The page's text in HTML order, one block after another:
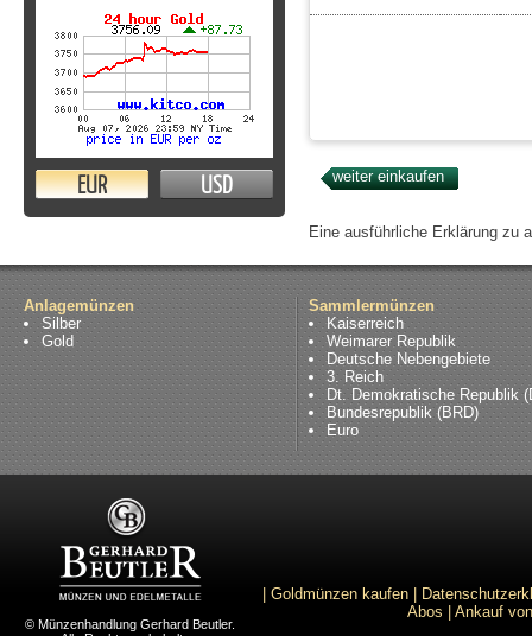
EUR USD
Eine ausführliche Erklärung zu
Anlagemünzen
Silber
Gold
Sammlermünzen
Kaiserreich
Weimarer Republik
Deutsche Nebengebiete
3. Reich
Dt. Demokratische Republik
Bundesrepublik (BRD)
Euro
© Münzenhandlung Gerhard Beutler.
Goldmünzen kaufen
Abos
Ankauf